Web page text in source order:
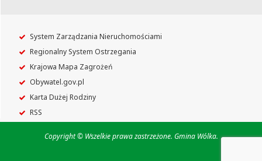
System Zarządzania Nieruchomościami
Regionalny System Ostrzegania
Krajowa Mapa Zagrożeń
Obywatel.gov.pl
Karta Dużej Rodziny
RSS
Copyright © Wszelkie prawa zastrzeżone. Gmina Wólka.